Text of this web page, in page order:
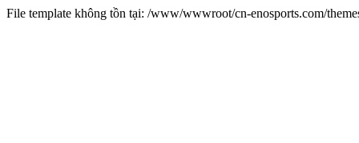
File template không tồn tại: /www/wwwroot/cn-enosports.com/